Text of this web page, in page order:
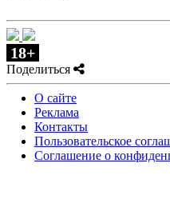
18+
Поделиться
О сайте
Реклама
Контакты
Пользовательское
Соглашение о